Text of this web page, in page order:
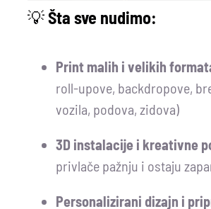
💡Šta sve nudimo:
Print malih i velikih
roll-upove, backdropove,
vozila, podova, zidova)
3D instalacije i kreativne
privlače pažnju i ostaju
Personalizirani dizajn i